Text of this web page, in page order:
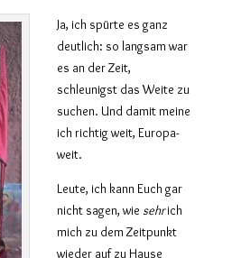
Ja, ich spürte es ganz
deutlich: so langsam war
es an der Zeit,
schleunigst das Weite zu
suchen. Und damit meine
ich richtig weit, Europa-
weit.
Leute, ich kann Euch gar
nicht sagen, wie sehrich
mich zu dem Zeitpunkt
wieder auf zu Hause